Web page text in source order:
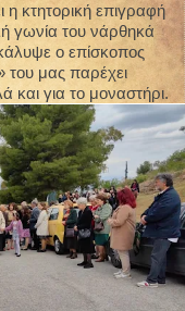
κτητορική επιγραφή
γωνία του νάρθηκά
ο επίσκοπος
μας παρέχει
και για το μοναστήρι.